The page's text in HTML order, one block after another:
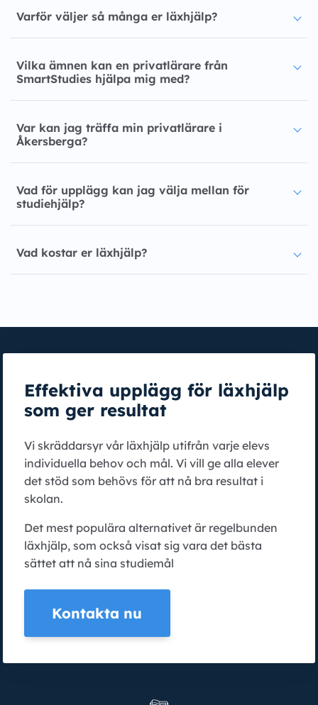
Varför väljer så många er läxhjälp?
Vilka ämnen kan en privatlärare från
SmartStudies hjälpa mig med?
Var kan jag träffa min privatlärare i
Åkersberga?
Vad för upplägg kan jag välja mellan för
studiehjälp?
Vad kostar er läxhjälp?
Effektiva upplägg för läxhjälp
som ger resultat
Vi skräddarsyr vår läxhjälp utifrån varje elevs
individuella behov och mål. Vi vill ge alla elever
det stöd som behövs för att nå bra resultat i
skolan.
Det mest populära alternativet är regelbunden
läxhjälp, som också visat sig vara det bästa
sättet att nå sina studiemål
Kontakta nu